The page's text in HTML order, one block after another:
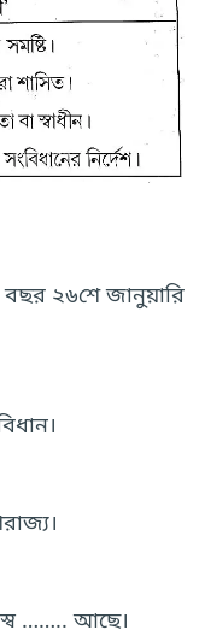
বছর ২৬শে জানুয়ারি
…….. আছে।